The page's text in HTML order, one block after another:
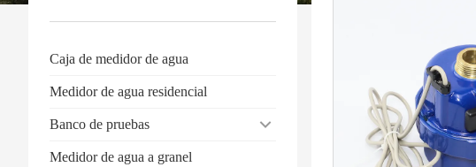
Caja de medidor de agua
Medidor de agua residencial
Banco de pruebas
Medidor de agua a granel